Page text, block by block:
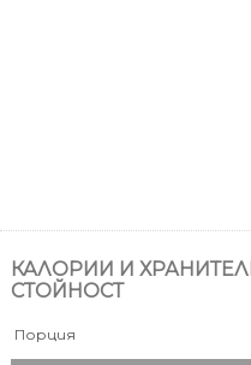
КАЛОРИИ И
СТОЙНОСТ
Порция